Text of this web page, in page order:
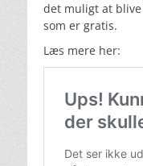
det muligt at
som er gratis.
Læs mere her: